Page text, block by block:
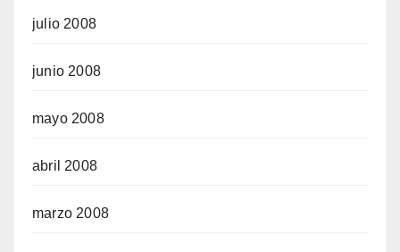
julio 2008
junio 2008
mayo 2008
abril 2008
marzo 2008